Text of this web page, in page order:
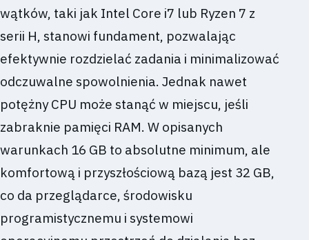
wątków, taki jak Intel Core i7 lub Ryzen 7 z
serii H, stanowi fundament, pozwalając
efektywnie rozdzielać zadania i minimalizować
odczuwalne spowolnienia. Jednak nawet
potężny CPU może stanąć w miejscu, jeśli
zabraknie pamięci RAM. W opisanych
warunkach 16 GB to absolutne minimum, ale
komfortową i przyszłościową bazą jest 32 GB,
co da przeglądarce, środowisku
programistycznemu i systemowi